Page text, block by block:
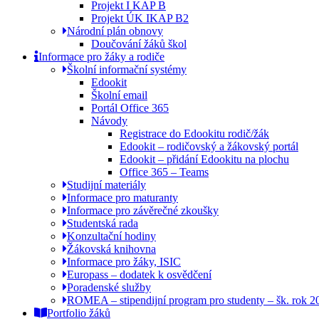
Projekt I KAP B
Projekt ÚK IKAP B2
Národní plán obnovy
Doučování žáků škol
Informace pro žáky a rodiče
Školní informační systémy
Edookit
Školní email
Portál Office 365
Návody
Registrace do Edookitu rodič/žák
Edookit – rodičovský a žákovský portál
Edookit – přidání Edookitu na plochu
Office 365 – Teams
Studijní materiály
Informace pro maturanty
Informace pro závěrečné zkoušky
Studentská rada
Konzultační hodiny
Žákovská knihovna
Informace pro žáky, ISIC
Europass – dodatek k osvědčení
Poradenské služby
ROMEA – stipendijní program pro studenty – šk. rok
Portfolio žáků